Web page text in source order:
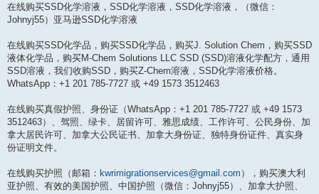
在线购买SSD化学溶液，SSD化学溶液，SSD化学溶液，（微信：
Johnyj55）亚马逊SSD化学溶液
在线购买SSD化学品，购买SSD化学品，购买J. Solution Chem，购买SSD
液体化学品，购买M-Chem Solutions LLC SSD (SSD)溶液化学配方，通用
SSD溶液，我们收购SSD，购买Z-Chem溶液，SSD化学溶液价格。
WhatsApp：+1 201 785-7727 或 +49 1573 3512463
在线购买真假护照、身份证（WhatsApp：+1 201 785-7727 或 +49 1573
3512463）、驾照、绿卡、居留许可、雅思成绩、工作许可、公民身份、加
拿大居民许可、加拿大公民证书、加拿大身份证、独特身份证件、真实身
份证明文件。
在线购买护照（邮箱： kwrimigrationservices@gmail.com ），购买澳大利
亚护照、有效的美国护照、中国护照（微信：Johnyj55）、加拿大护照、